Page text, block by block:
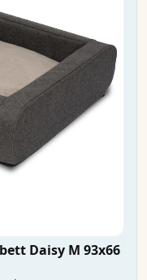
Daisy M 93x66